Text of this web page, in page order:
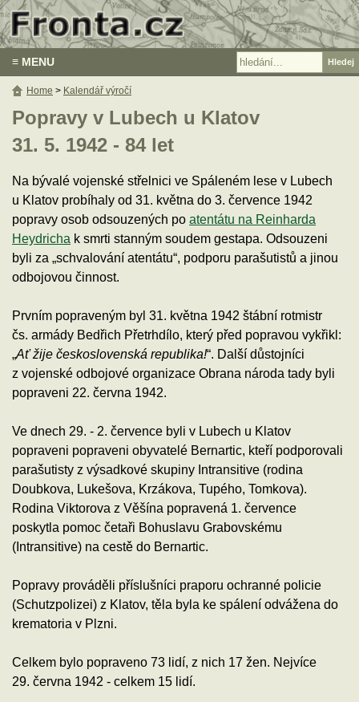
≡ MENU
Popravy v Lubech u Klatov
31. 5. 1942 - 84 let
Na bývalé vojenské střelnici ve Spáleném lese v Lubech
u Klatov probíhaly od 31. května do 3. července 1942
popravy osob odsouzených po atentátu na Reinharda
Heydricha k smrti stanným soudem gestapa. Odsouzeni
byli za „schvalování atentátu“, podporu parašutistů a jinou
odbojovou činnost.
Prvním popraveným byl 31. května 1942 štábní rotmistr
čs. armády Bedřich Přetrhdílo, který před popravou vykřikl:
„Ať žije československá republika!“. Další důstojníci
z vojenské odbojové organizace Obrana národa tady byli
popraveni 22. června 1942.
Ve dnech 29. - 2. července byli v Lubech u Klatov
popraveni popraveni obyvatelé Bernartic, kteří podporovali
parašutisty z výsadkové skupiny Intransitive (rodina
Doubkova, Lukešova, Krzákova, Tupého, Tomkova).
Rodina Viktorova z Věšína popravená 1. července
poskytla pomoc četaři Bohuslavu Grabovskému
(Intransitive) na cestě do Bernartic.
Popravy prováděli příslušníci praporu ochranné policie
(Schutzpolizei) z Klatov, těla byla ke spálení odvážena do
krematoria v Plzni.
Celkem bylo popraveno 73 lidí, z nich 17 žen. Nejvíce
29. června 1942 - celkem 15 lidí.
Home > Kalendář výročí